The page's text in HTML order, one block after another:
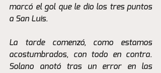
marcó el gol que le dio los tres puntos
a San Luis.
La tarde comenzó, como estamos
acostumbrados, con todo en contra.
Solano anotó tras un error en las